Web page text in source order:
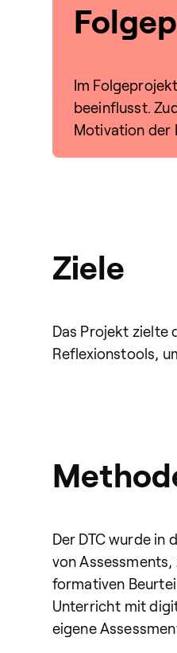
Im Folgeprojekt
beeinflusst.
Motivation der
Ziele
Das Projekt zielte
Reflexionstools,
Der DTC wurde
von
formativen
Unterricht mit
eigene